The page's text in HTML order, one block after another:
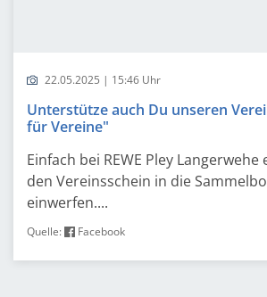
22.05.2025 | 15:46 Uhr
Unterstütze auch Du unseren
für Vereine"
Einfach bei REWE Pley
den Vereinsschein in die
einwerfen....
Quelle: Facebook